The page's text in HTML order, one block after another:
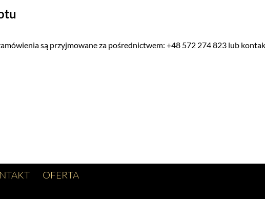
są przyjmowane za pośrednictwem: +48 572 274 823 lub
OFERTA